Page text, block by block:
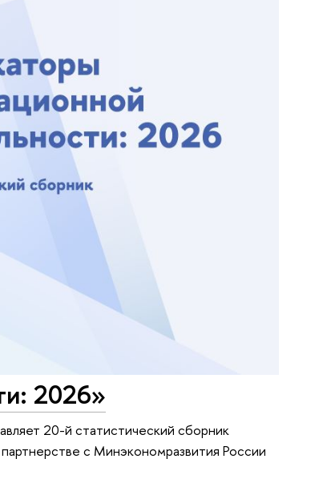
2026»
20-й статистический сборник
с Минэкономразвития России